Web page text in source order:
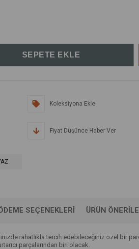
Koleksiyona Ekle
Fiyat Düşünce Haber Ver
SEÇENEKLERI ÜRÜN
rahatlıkla tercih edebileceğiniz özel bir
parçalarından biri olacak.